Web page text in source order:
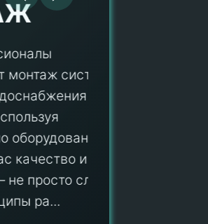
систем
и
и
слова, а